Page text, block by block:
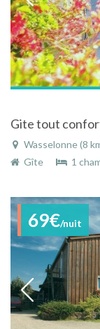
Wasselonne (8
Gîte
1
69€/nuit